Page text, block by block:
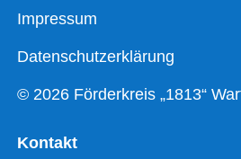
Impressum
Datenschutzerklärung
© 2026 Förderkreis „1813“
Kontakt